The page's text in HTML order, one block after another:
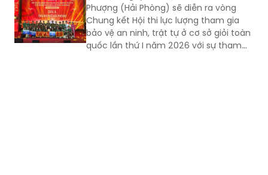
Phượng (Hải Phòng) sẽ diễn ra vòng
Chung kết Hội thi lực lượng tham gia
bảo vệ an ninh, trật tự ở cơ sở giỏi toàn
quốc lần thứ I năm 2026 với sự tham